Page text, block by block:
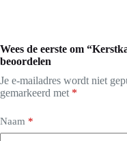
Wees de eerste om
beoordelen
Je e-mailadres wordt niet
gemarkeerd met *
Naam *